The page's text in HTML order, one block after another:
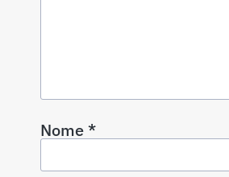
Nome*